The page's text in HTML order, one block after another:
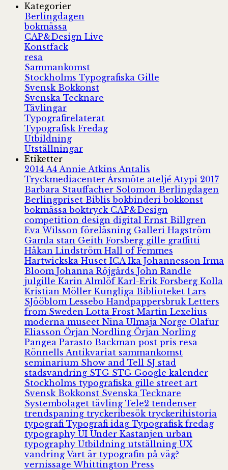
Kategorier
Berlingdagen
bokmässa
CAP&Design Live
Konstfack
resa
Sammankomst
Stockholms Typografiska Gille
Svensk Bokkonst
Svenska Tecknare
Tävlingar
Typografirelaterat
Typografisk Fredag
Utbildning
Utställningar
Etiketter
2014 A4 Annie Atkins Antalis
Tryckmediacenter Årsmöte ateljé Atypi 2017
Barbara Stauffacher Solomon Berlingdagen
Berlingpriset Biblisbokbinderibokkonst
bokmässaboktryck CAP&Design
competition design digital Ernst Billgren
Eva Wilsson föreläsning Galleri Hagström
Gamla stan Geith Forsberg gille graffitti
Håkan Lindström Hall of Femmes
Hartwickska Huset ICA Ika Johannesson Irma
Bloom Johanna Röjgårds John Randle
julgille Karin Almlöf Karl-Erik Forsberg Kolla
Kristian Möller Kungliga Biblioteket Lars
SJööblom Lessebo Handpappersbruk Letters
from Sweden Lotta Frost Martin Lexelius
moderna museet Nina Ulmaja Norge Olafur
Eliasson Örjan Nordling Örjan Norling
Pangea Parasto Backman post pris resa
Rönnells Antikvariat sammankomst
seminarium Show and Tell SJ stad
stadsvandring STG STG Google kalender
Stockholms typografiska gille street art
Svensk Bokkonst Svenska Tecknare
Systembolaget tävling Tele2 tendenser
trendspaning tryckeribesök tryckerihistoria
typografi Typografi idag Typografisk fredag
typography UI Under Kastanjen urban
typography Utbildning utställning UX
vandring Vart är typografin på väg?
vernissage Whittington Press